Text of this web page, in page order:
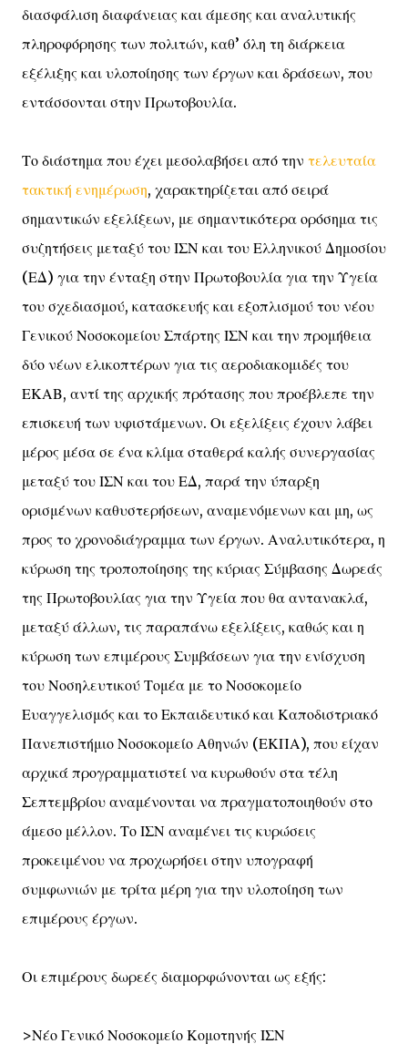
διασφάλιση διαφάνειας και άμεσης και αναλυτικής
πληροφόρησης των πολιτών, καθ’ όλη τη διάρκεια
εξέλιξης και υλοποίησης των έργων και δράσεων, που
εντάσσονται στην Πρωτοβουλία.
Το διάστημα που έχει μεσολαβήσει από την τελευταία
τακτική ενημέρωση, χαρακτηρίζεται από σειρά
σημαντικών εξελίξεων, με σημαντικότερα ορόσημα τις
συζητήσεις μεταξύ του ΙΣΝ και του Ελληνικού Δημοσίου
(ΕΔ) για την ένταξη στην Πρωτοβουλία για την Υγεία
του σχεδιασμού, κατασκευής και εξοπλισμού του νέου
Γενικού Νοσοκομείου Σπάρτης ΙΣΝ και την προμήθεια
δύο νέων ελικοπτέρων για τις αεροδιακομιδές του
ΕΚΑΒ, αντί της αρχικής πρότασης που προέβλεπε την
επισκευή των υφιστάμενων. Οι εξελίξεις έχουν λάβει
μέρος μέσα σε ένα κλίμα σταθερά καλής συνεργασίας
μεταξύ του ΙΣΝ και του ΕΔ, παρά την ύπαρξη
ορισμένων καθυστερήσεων, αναμενόμενων και μη, ως
προς το χρονοδιάγραμμα των έργων. Αναλυτικότερα, η
κύρωση της τροποποίησης της κύριας Σύμβασης Δωρεάς
της Πρωτοβουλίας για την Υγεία που θα αντανακλά,
μεταξύ άλλων, τις παραπάνω εξελίξεις, καθώς και η
κύρωση των επιμέρους Συμβάσεων για την ενίσχυση
του Νοσηλευτικού Τομέα με το Νοσοκομείο
Ευαγγελισμός και το Εκπαιδευτικό και Καποδιστριακό
Πανεπιστήμιο Νοσοκομείο Αθηνών (ΕΚΠΑ), που είχαν
αρχικά προγραμματιστεί να κυρωθούν στα τέλη
Σεπτεμβρίου αναμένονται να πραγματοποιηθούν στο
άμεσο μέλλον. Το ΙΣΝ αναμένει τις κυρώσεις
προκειμένου να προχωρήσει στην υπογραφή
συμφωνιών με τρίτα μέρη για την υλοποίηση των
επιμέρους έργων.
Οι επιμέρους δωρεές διαμορφώνονται ως εξής:
>Νέο Γενικό Νοσοκομείο Κομοτηνής ΙΣΝ